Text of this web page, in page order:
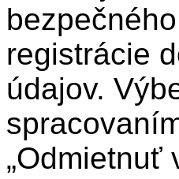
registrácie
údajov.
„Odmietnuť